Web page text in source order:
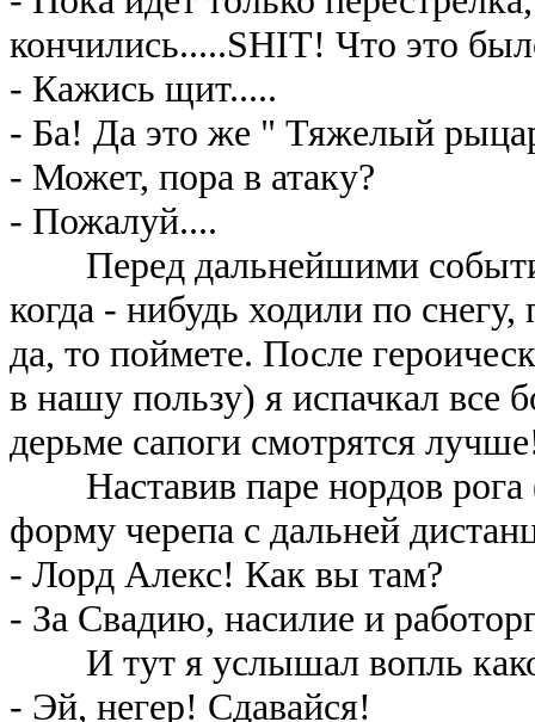
кончились.....SHIT! Что это
- Кажись щит.....
- Ба! Да это же " Тяжелый
- Может, пора в атаку?
- Пожалуй....
Перед дальнейшими
когда - нибудь ходили по
да, то поймете. После
в нашу пользу) я испачкал все
дерьме сапоги смотрятся
Наставив паре нордов рога
форму черепа с дальней
- Лорд Алекс! Как вы там?
- За Свадию, насилие и
И тут я услышал вопль
- Эй, негер! Сдавайся!